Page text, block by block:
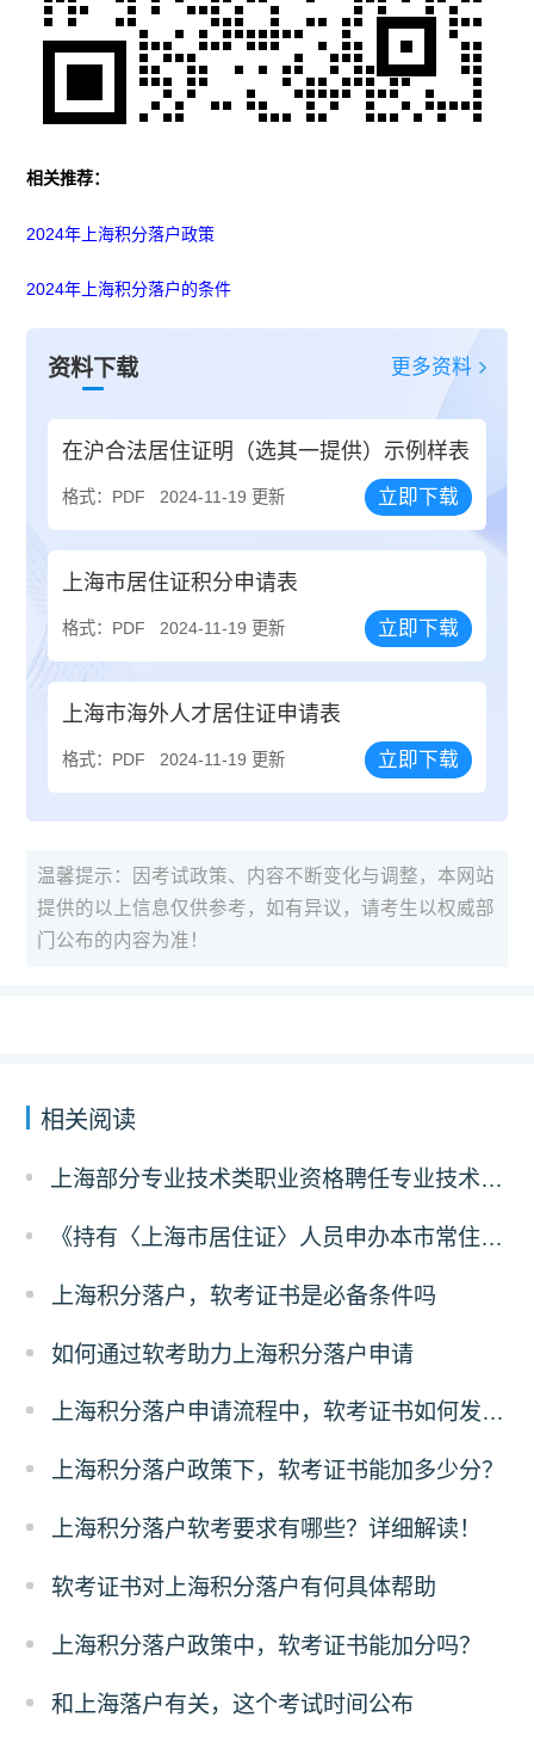
相关推荐：
2024年上海积分落户政策
2024年上海积分落户的条件
资料下载 更多资料
在沪合法居住证明（选其一提供）示例样表
格式：PDF 2024-11-19 更新 立即下载
上海市居住证积分申请表
格式：PDF 2024-11-19 更新 立即下载
上海市海外人才居住证申请表
格式：PDF 2024-11-19 更新 立即下载
温馨提示：因考试政策、内容不断变化与调整，本网站
提供的以上信息仅供参考，如有异议，请考生以权威部
门公布的内容为准！
相关阅读
上海部分专业技术类职业资格聘任专业技术职务的操作办法
《持有〈上海市居住证〉人员申办本市常住户口办法》解读
上海积分落户，软考证书是必备条件吗
如何通过软考助力上海积分落户申请
上海积分落户申请流程中，软考证书如何发挥作用？
上海积分落户政策下，软考证书能加多少分？
上海积分落户软考要求有哪些？详细解读！
软考证书对上海积分落户有何具体帮助
上海积分落户政策中，软考证书能加分吗？
和上海落户有关，这个考试时间公布